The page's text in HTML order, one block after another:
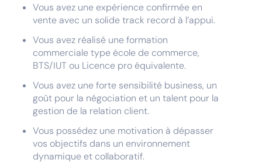
Vous avez une expérience confirmée en
vente avec un solide track record à l’appui.
Vous avez réalisé une formation
commerciale type école de commerce,
BTS/IUT ou Licence pro équivalente.
Vous avez une forte sensibilité business, un
goût pour la négociation et un talent pour la
gestion de la relation client.
Vous possédez une motivation à dépasser
vos objectifs dans un environnement
dynamique et collaboratif.